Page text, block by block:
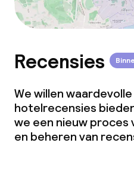
Recensies
We willen
hotelrecensies
we een nieuw
en beheren van